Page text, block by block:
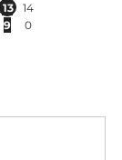
13
9
14
0